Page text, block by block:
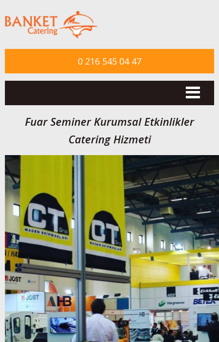
0 216 545 04 47
Fuar Seminer Kurumsal Etkinlikler
Catering Hizmeti